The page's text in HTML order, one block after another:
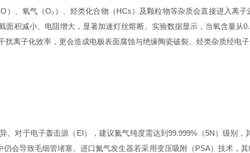
、氧气（O₂）、烃类化合物（HCs）及颗粒物等杂质会直接进入离
面积减小、电阻增大，显著加速灯丝熔断。实验数据显示，当氧含量从
离子化效率，更会造成电极表面腐蚀与绝缘陶瓷破裂。烃类杂质经电
于电子轰击源（EI），建议氮气纯度需达到99.999%（5N）级别，
会导致毛细管堵塞。进口氮气发生器若采用变压吸附（PSA）技术，